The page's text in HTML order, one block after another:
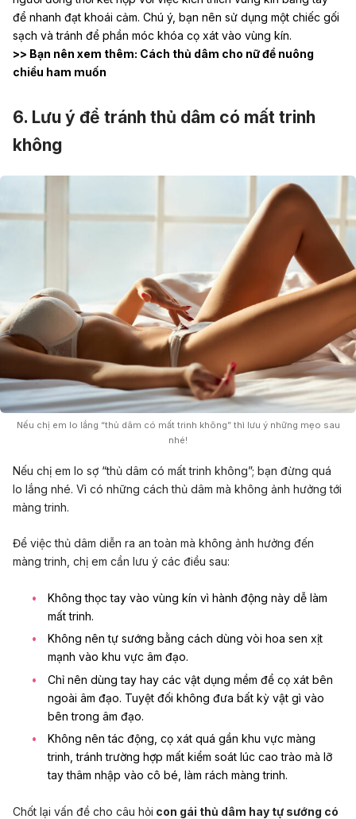
để nhanh đạt khoái cảm. Chú ý, bạn nên sử dụng một chiếc gối
sạch và tránh để phần móc khóa cọ xát vào vùng kín.
>> Bạn nên xem thêm: Cách thủ dâm cho nữ để nuông
chiều ham muốn
6. Lưu ý để tránh thủ dâm có mất trinh
không
Nếu chị em lo lắng “thủ dâm có mất trinh không” thì lưu ý những mẹo sau
nhé!
Nếu chị em lo sợ “thủ dâm có mất trinh không”; bạn đừng quá
lo lắng nhé. Vì có những cách thủ dâm mà không ảnh hưởng tới
màng trinh.
Để việc thủ dâm diễn ra an toàn mà không ảnh hưởng đến
màng trinh, chị em cần lưu ý các điều sau:
Không thọc tay vào vùng kín vì hành động này dễ làm
mất trinh.
Không nên tự sướng bằng cách dùng vòi hoa sen xịt
mạnh vào khu vực âm đạo.
Chỉ nên dùng tay hay các vật dụng mềm để cọ xát bên
ngoài âm đạo. Tuyệt đối không đưa bất kỳ vật gì vào
bên trong âm đạo.
Không nên tác động, cọ xát quá gần khu vực màng
trinh, tránh trường hợp mất kiểm soát lúc cao trào mà lỡ
tay thâm nhập vào cô bé, làm rách màng trinh.
Chốt lại vấn đề cho câu hỏi con gái thủ dâm hay tự sướng có